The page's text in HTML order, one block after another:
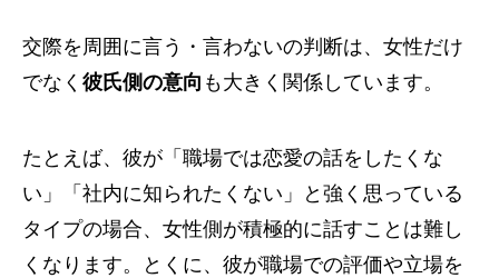
交際を周囲に言う・言わないの判断は、女性だけ
でなく 彼氏側の意向 も大きく関係しています。
たとえば、彼が「職場では恋愛の話をしたくな
い」「社内に知られたくない」と強く思っている
タイプの場合、女性側が積極的に話すことは難し
くなります。とくに、彼が職場での評価や立場を